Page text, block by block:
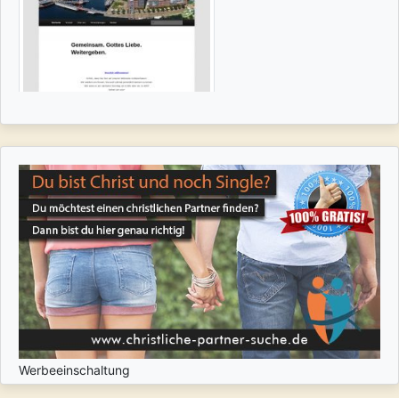
Werbeeinschaltung